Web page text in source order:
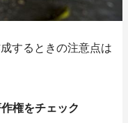
するときの注意点は
権をチェック